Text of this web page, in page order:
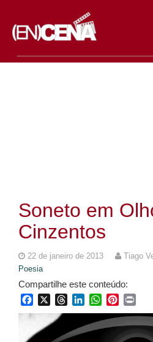
Soneto em
Cinzentos
22 de janeiro de 2013 Tiago
Poesia
Compartilhe este conteúdo:
FacebookThreadsLinkedInWhatsApp
Pinterest